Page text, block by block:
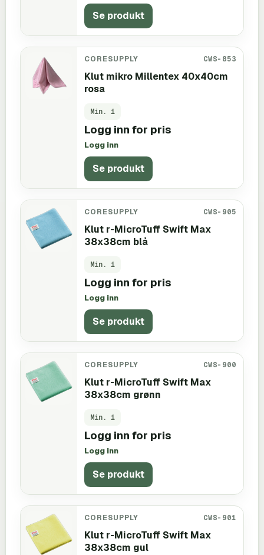
Se produkt
CORESUPPLY CWS-853
Klut mikro Millentex 40x40cm
rosa
Min. 1
Logg inn for pris
Logg inn
Se produkt
CORESUPPLY CWS-905
Klut r-MicroTuff Swift Max
38x38cm blå
Min. 1
Logg inn for pris
Logg inn
Se produkt
CORESUPPLY CWS-900
Klut r-MicroTuff Swift Max
38x38cm grønn
Min. 1
Logg inn for pris
Logg inn
Se produkt
CORESUPPLY CWS-901
Klut r-MicroTuff Swift Max
38x38cm gul